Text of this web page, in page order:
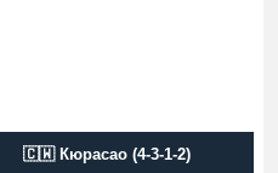
🇨🇼 Кюрасао (4-3-1-2)